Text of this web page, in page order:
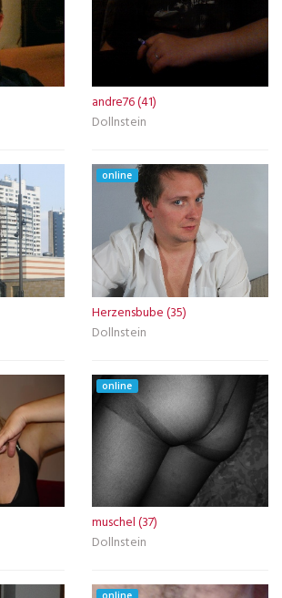
andre76 (41)
Dollnstein
online
Herzensbube (35)
Dollnstein
online
muschel (37)
Dollnstein
online